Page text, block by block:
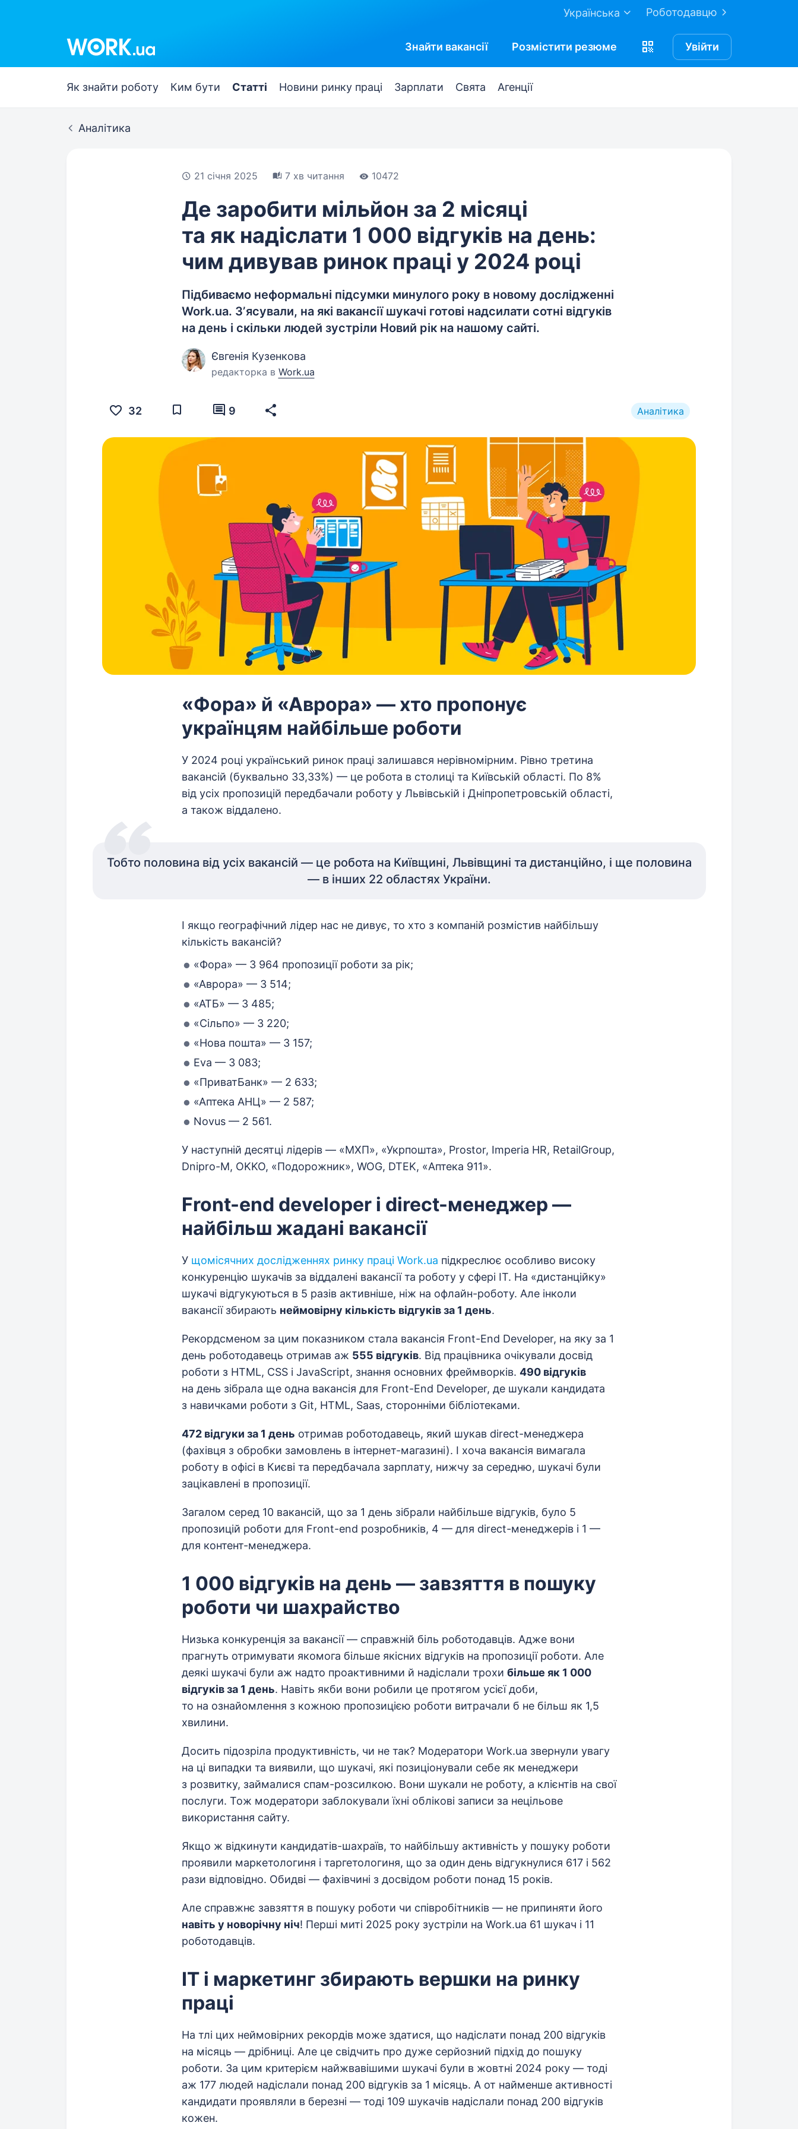
Роботодавцю
Українська
Знайти вакансії Розмістити резюме Увійти
Як знайти роботу Ким бути Статті Новини ринку праці Зарплати Свята Агенції
Аналітика
21 січня 2025 7 хв читання 10472
Де заробити мільйон за 2 місяці
та як надіслати 1 000 відгуків на день:
чим дивував ринок праці у 2024 році
Підбиваємо неформальні підсумки минулого року в новому дослідженні
Work.ua. Зʼясували, на які вакансії шукачі готові надсилати сотні відгуків
на день і скільки людей зустріли Новий рік на нашому сайті.
Євгенія Кузенкова
редакторка в Work.ua
Аналітика
32 9
«Фора» й «Аврора» — хто пропонує
українцям найбільше роботи
У 2024 році український ринок праці залишався нерівномірним. Рівно третина
вакансій (буквально 33,33%) — це робота в столиці та Київській області. По 8%
від усіх пропозицій передбачали роботу у Львівській і Дніпропетровській області,
а також віддалено.
Тобто половина від усіх вакансій — це робота на Київщині, Львівщині та дистанційно, і ще половина
— в інших 22 областях України.
І якщо географічний лідер нас не дивує, то хто з компаній розмістив найбільшу
кількість вакансій?
«Фора» — 3 964 пропозиції роботи за рік;
«Аврора» — 3 514;
«АТБ» — 3 485;
«Сільпо» — 3 220;
«Нова пошта» — 3 157;
Eva — 3 083;
«ПриватБанк» — 2 633;
«Аптека АНЦ» — 2 587;
Novus — 2 561.
У наступній десятці лідерів — «МХП», «Укрпошта», Prostor, Imperia HR, RetailGroup,
Dnipro-M, OKKO, «Подорожник», WOG, DTEK, «Аптека 911».
Front-end developer і direct-менеджер —
найбільш жадані вакансії
У щомісячних дослідженнях ринку праці Work.ua підкреслює особливо високу
конкуренцію шукачів за віддалені вакансії та роботу у сфері IT. На «дистанційку»
шукачі відгукуються в 5 разів активніше, ніж на офлайн-роботу. Але інколи
вакансії збирають неймовірну кількість відгуків за 1 день.
Рекордсменом за цим показником стала вакансія Front-End Developer, на яку за 1
день роботодавець отримав аж 555 відгуків. Від працівника очікували досвід
роботи з HTML, CSS і JavaScript, знання основних фреймворків. 490 відгуків
на день зібрала ще одна вакансія для Front-End Developer, де шукали кандидата
з навичками роботи з Git, HTML, Saas, сторонніми бібліотеками.
472 відгуки за 1 день отримав роботодавець, який шукав direct-менеджера
(фахівця з обробки замовлень в інтернет-магазині). І хоча вакансія вимагала
роботу в офісі в Києві та передбачала зарплату, нижчу за середню, шукачі були
зацікавлені в пропозиції.
Загалом серед 10 вакансій, що за 1 день зібрали найбільше відгуків, було 5
пропозицій роботи для Front-end розробників, 4 — для direct-менеджерів і 1 —
для контент-менеджера.
1 000 відгуків на день — завзяття в пошуку
роботи чи шахрайство
Низька конкуренція за вакансії — справжній біль роботодавців. Адже вони
прагнуть отримувати якомога більше якісних відгуків на пропозиції роботи. Але
деякі шукачі були аж надто проактивними й надіслали трохи більше як 1 000
відгуків за 1 день. Навіть якби вони робили це протягом усієї доби,
то на ознайомлення з кожною пропозицією роботи витрачали б не більш як 1,5
хвилини.
Досить підозріла продуктивність, чи не так? Модератори Work.ua звернули увагу
на ці випадки та виявили, що шукачі, які позиціонували себе як менеджери
з розвитку, займалися спам-розсилкою. Вони шукали не роботу, а клієнтів на свої
послуги. Тож модератори заблокували їхні облікові записи за нецільове
використання сайту.
Якщо ж відкинути кандидатів-шахраїв, то найбільшу активність у пошуку роботи
проявили маркетологиня і таргетологиня, що за один день відгукнулися 617 і 562
рази відповідно. Обидві — фахівчині з досвідом роботи понад 15 років.
Але справжнє завзяття в пошуку роботи чи співробітників — не припиняти його
навіть у новорічну ніч! Перші миті 2025 року зустріли на Work.ua 61 шукач і 11
роботодавців.
IT і маркетинг збирають вершки на ринку
праці
На тлі цих неймовірних рекордів може здатися, що надіслати понад 200 відгуків
на місяць — дрібниці. Але це свідчить про дуже серйозний підхід до пошуку
роботи. За цим критерієм найжвавішими шукачі були в жовтні 2024 року — тоді
аж 177 людей надіслали понад 200 відгуків за 1 місяць. А от найменше активності
кандидати проявляли в березні — тоді 109 шукачів надіслали понад 200 відгуків
кожен.